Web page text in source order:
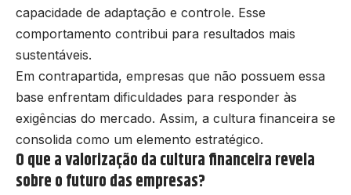
capacidade de adaptação e controle. Esse
comportamento contribui para resultados mais
sustentáveis.
Em contrapartida, empresas que não possuem essa
base enfrentam dificuldades para responder às
exigências do mercado. Assim, a cultura financeira se
consolida como um elemento estratégico.
O que a valorização da cultura financeira revela
sobre o futuro das empresas?